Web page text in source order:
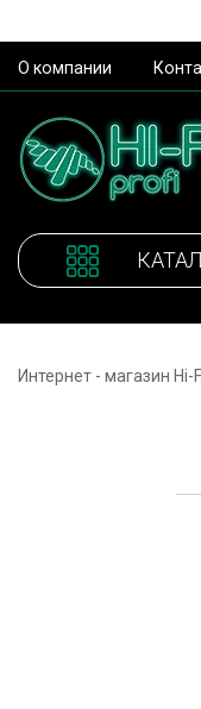
О компании
Интернет - магазин Hi-